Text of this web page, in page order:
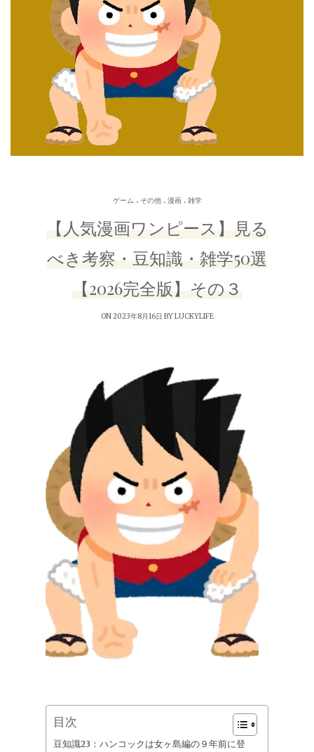
ゲーム . その他. 漫画. 雑学
【人気漫画ワンピース】見る
べき考察・豆知識・雑学50選
【2026完全版】その３
ON 2023年8月16日 BYLUCKYLIFE
目次
豆知識23：ハンコックは女ヶ島編の９年前に登